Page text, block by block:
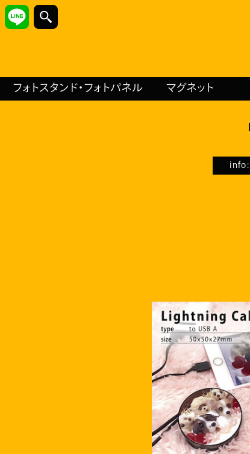
フォトスタンド・フォトパネル マグネット
info: